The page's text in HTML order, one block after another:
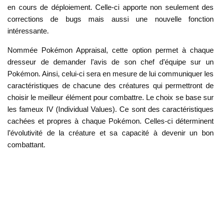
en cours de déploiement. Celle-ci apporte non seulement des
corrections de bugs mais aussi une nouvelle fonction
intéressante.
Nommée Pokémon Appraisal, cette option permet à chaque
dresseur de demander l’avis de son chef d’équipe sur un
Pokémon. Ainsi, celui-ci sera en mesure de lui communiquer les
caractéristiques de chacune des créatures qui permettront de
choisir le meilleur élément pour combattre. Le choix se base sur
les fameux IV (Individual Values). Ce sont des caractéristiques
cachées et propres à chaque Pokémon. Celles-ci déterminent
l’évolutivité de la créature et sa capacité à devenir un bon
combattant.